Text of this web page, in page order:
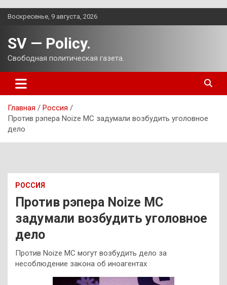
Перейти
Воскресенье, 9 августа, 2026
SV — Policy.
Свободная политическая газета.
Главная
Россия
Против рэпера Noize MC задумали возбудить уголовное
дело
РОССИЯ
Против рэпера Noize MC
задумали возбудить уголовное
дело
Против Noize MC могут возбудить дело за
несоблюдение закона об иноагентах